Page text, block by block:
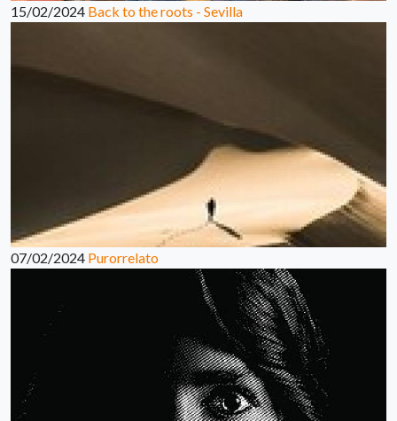
15/02/2024 Back to the roots - Sevilla
07/02/2024 Purorrelato